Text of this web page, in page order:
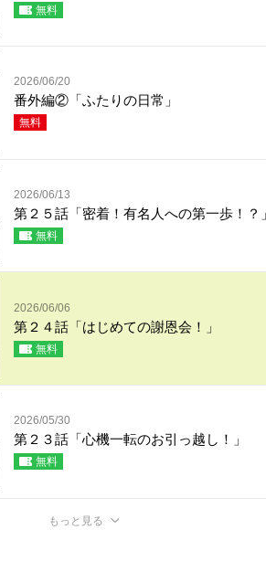
無料
2026/06/20
番外編②「ふたりの日常」
無料
2026/06/13
第２５話「密着！有名人への第一歩！？
無料
2026/06/06
第２４話「はじめての謝恩会！」
無料
2026/05/30
第２３話「心機一転のお引っ越し！」
無料
もっと見る